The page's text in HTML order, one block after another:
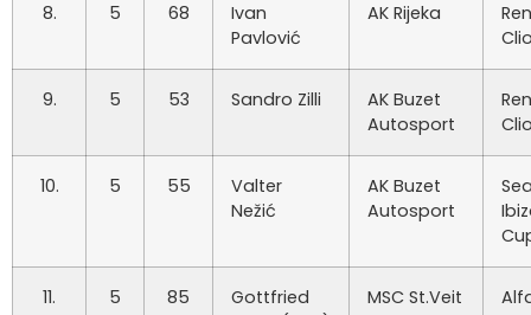
8. 5 68
Ivan
Pavlović
AK Rijeka
9. 5 53 Sandro Zilli
AK Buzet
Autosport
10. 5 55
Valter
Nežić
AK Buzet
Autosport
11. 5 85
Gottfried
MSC St.Veit